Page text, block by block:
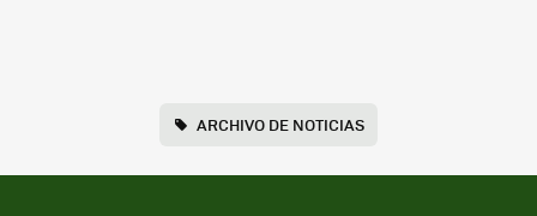
ARCHIVO DE NOTICIAS